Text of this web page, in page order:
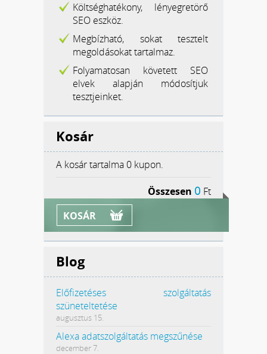
Költséghatékony, lényegretörő
SEO eszköz.
Megbízható, sokat tesztelt
megoldásokat tartalmaz.
Folyamatosan követett SEO
elvek alapján módosítjuk
tesztjeinket.
Kosár
A kosár tartalma 0 kupon.
Összesen 0 Ft
KOSÁR
Blog
Előfizetéses szolgáltatás
szüneteltetése
augusztus 15.
Alexa adatszolgáltatás megszűnése
december 7.